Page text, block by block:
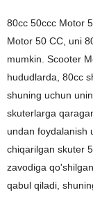
80cc 50ccc Motor
Motor 50 CC, uni
mumkin. Scooter
hududlarda, 80cc
shuning uchun
skuterlarga
undan foydalanish
chiqarilgan skuter
zavodiga
qabul qiladi,